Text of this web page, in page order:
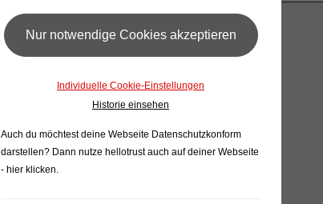
Individuelle Cookie-Einstellungen
Historie einsehen
Auch du möchtest deine Webseite Datenschutzkonform
darstellen? Dann nutze hellotrust auch auf deiner Webseite
- hier klicken.